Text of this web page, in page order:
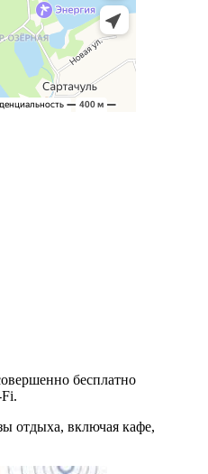
бесплатно
отдыха, включая кафе,